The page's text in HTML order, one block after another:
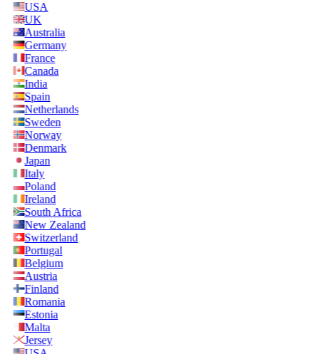
USA
UK
Australia
Germany
France
Canada
India
Spain
Netherlands
Sweden
Norway
Denmark
Japan
Italy
Poland
Ireland
South Africa
New Zealand
Switzerland
Portugal
Belgium
Austria
Finland
Romania
Estonia
Malta
Jersey